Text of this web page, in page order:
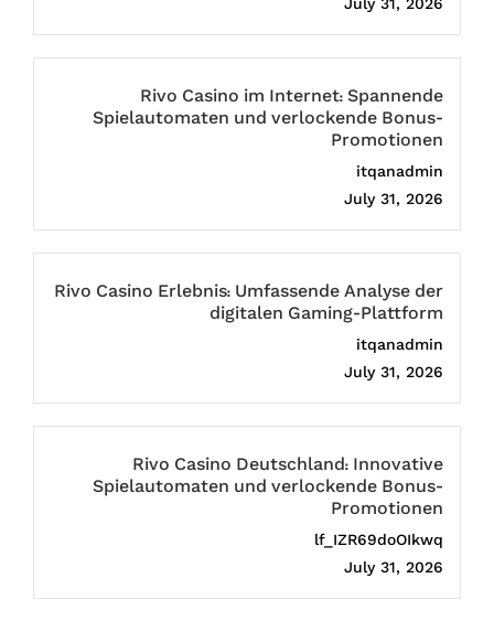
July 31, 2026
Rivo Casino im Internet: Spannende
Spielautomaten und verlockende Bonus-
Promotionen
itqanadmin
July 31, 2026
Rivo Casino Erlebnis: Umfassende Analyse der
digitalen Gaming-Plattform
itqanadmin
July 31, 2026
Rivo Casino Deutschland: Innovative
Spielautomaten und verlockende Bonus-
Promotionen
lf_IZR69doOIkwq
July 31, 2026